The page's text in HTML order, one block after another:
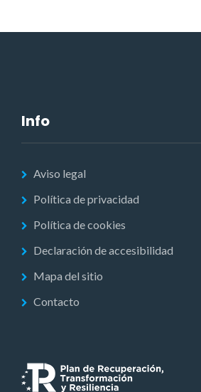
Info
Aviso legal
Política de privacidad
Política de cookies
Declaración de accesibilidad
Mapa del sitio
Contacto